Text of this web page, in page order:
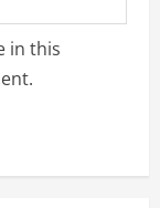
in this